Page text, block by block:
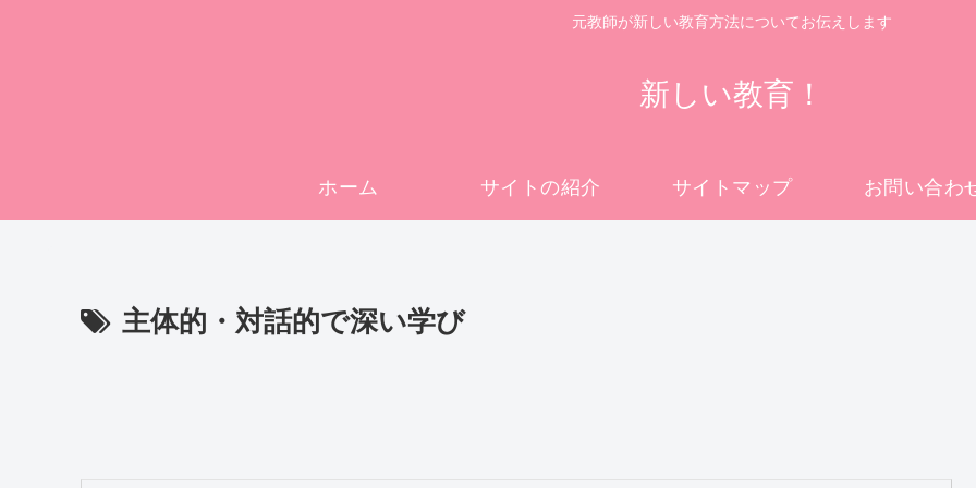
元教師が新しい教育方法についてお伝えします
新しい教育！
ホーム サイトの紹介 サイトマップ お問い合わ
主体的・対話的で深い学び